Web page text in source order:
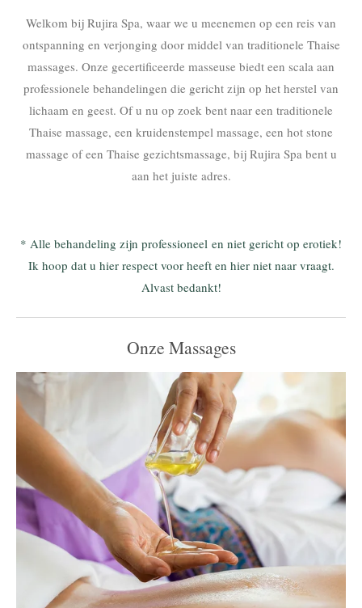
Welkom bij Rujira Spa, waar we u meenemen op een reis van
ontspanning en verjonging door middel van traditionele Thaise
massages. Onze gecertificeerde masseuse biedt een scala aan
professionele behandelingen die gericht zijn op het herstel van
lichaam en geest. Of u nu op zoek bent naar een traditionele
Thaise massage, een kruidenstempel massage, een hot stone
massage of een Thaise gezichtsmassage, bij Rujira Spa bent u
aan het juiste adres.
* Alle behandeling zijn professioneel en niet gericht op erotiek!
Ik hoop dat u hier respect voor heeft en hier niet naar vraagt.
Alvast bedankt!
Onze Massages